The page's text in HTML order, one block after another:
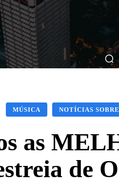
Breve Nos Cinemas
MÚSICA NOTÍCIAS
as
de